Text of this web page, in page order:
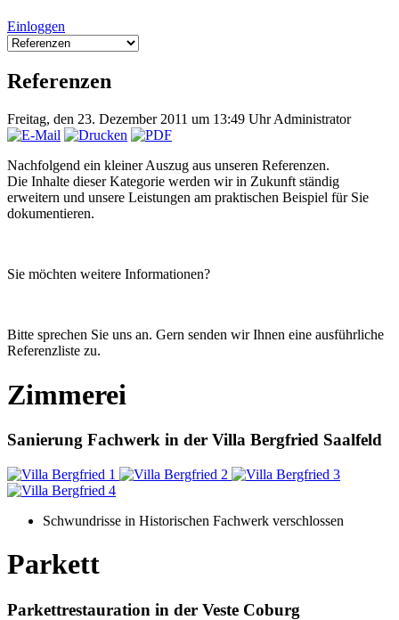
Einloggen
Referenzen
Freitag, den 23. Dezember 2011 um 13:49 UhrAdministrator
Nachfolgend ein kleiner Auszug aus unseren Referenzen.
Die Inhalte dieser Kategorie werden wir in Zukunft ständig
erweitern und unsere Leistungen am praktischen Beispiel für Sie
dokumentieren.
Sie möchten weitere Informationen?
Bitte sprechen Sie uns an. Gern senden wir Ihnen eine ausführliche
Referenzliste zu.
Zimmerei
Sanierung Fachwerk in der Villa Bergfried Saalfeld
Schwundrisse in Historischen Fachwerk verschlossen
Parkett
Parkettrestauration in der Veste Coburg